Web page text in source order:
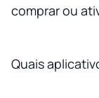
comprar ou
Quais